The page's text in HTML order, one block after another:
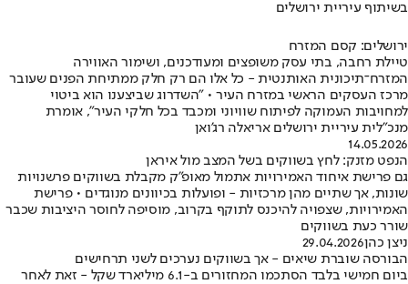
בשיתוף עיריית ירושלים
ירושלים: קסם המזרח
טיילת רחבה, בתי עסק משופצים ומעודכנים, ושימור האווירה
המזרח־תיכונית האותנטית - כל אלו הם רק חלק ממתיחת הפנים שעובר
מרכז העסקים הראשי במזרח העיר • "השדרוג שביצענו הוא ביטוי
למחויבות העמוקה לפיתוח שוויוני ומכבד בכל חלקי העיר", אומרת
מנכ"לית עיריית ירושלים אריאלה רג'ואן
14.05.2026
הנפט מזנק: לחץ בשווקים בשל המצב מול איראן
גם פרישת איחוד האמירויות אתמול מאופ״ק מקבלת בשווקים פרשנויות
שונות, אך שתיים מהן מרכזיות - ופועלות בכיוונים מנוגדים • פרישת
האמירויות, שצפויה להיכנס לתוקף בקרוב, מוסיפה לחוסר היציבות שכבר
שורר כעת בשווקים
ניצן כהן29.04.2026
הבורסה שוברת שיאים - אך בשווקים נערכים לשני תרחישים
ביום חמישי בלבד הסתכמו המחזורים ב-6.1 מיליארד שקל - זאת לאחר